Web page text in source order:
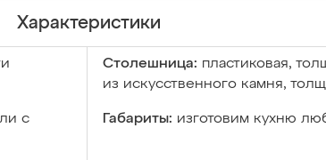
Характеристики
Столешница: пластиковая,
из искусственного камня,
с
Габариты: изготовим кухню